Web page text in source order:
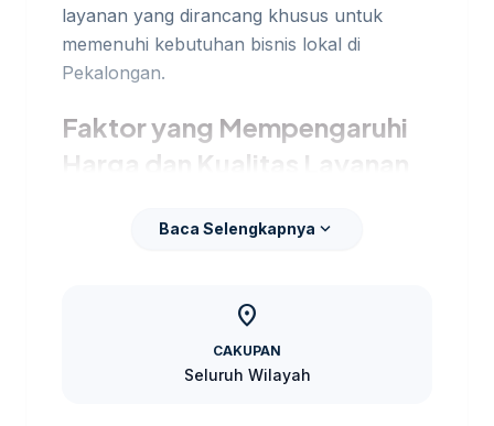
layanan yang dirancang khusus untuk
memenuhi kebutuhan bisnis lokal di
Pekalongan.
Faktor yang Mempengaruhi
Harga dan Kualitas Layanan
beberapa faktor, termasuk kompleksitas
memahami bahwa setiap bisnis memiliki
kebutuhan yang unik, sehingga tersedia
konsultasi untuk menentukan paket yang
Baca Selengkapnya expand_more
location_on
CAKUPAN
Seluruh Wilayah